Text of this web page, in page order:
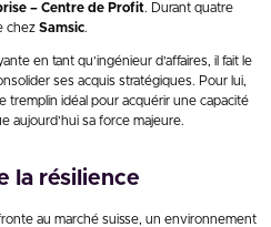
– Centre de Profit. Durant quatre
chez Samsic.
en tant qu’ingénieur d’affaires, il fait le
ses acquis stratégiques. Pour lui,
tremplin idéal pour acquérir une capacité
aujourd’hui sa force majeure.
la résilience
au marché suisse, un environnement